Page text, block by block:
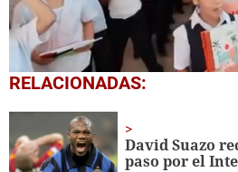
0
of
56
seconds
RELACIONADAS:
David Suazo
paso por el